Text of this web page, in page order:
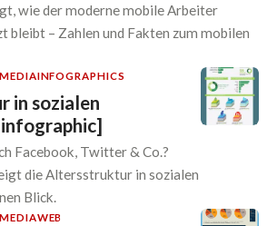
wie der moderne mobile Arbeiter
bleibt – Zahlen und Fakten zum mobilen
INFOGRAPHICS
in sozialen
Facebook, Twitter & Co.?
die Altersstruktur in sozialen
Blick.
WEB